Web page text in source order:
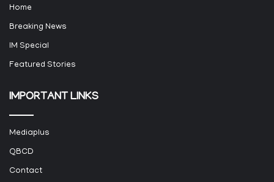
Home
Breaking News
IM Special
Featured Stories
IMPORTANT LINKS
Mediaplus
QBCD
Contact